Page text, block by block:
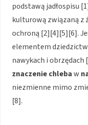
podstawą jadłospisu
kulturową związaną z
ochroną [2][4][5][6].
elementem
nawykach i
znaczenie chlebaw
niezmienne mimo
[8].